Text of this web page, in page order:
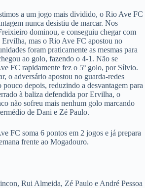
a um jogo mais dividido, o Rio Ave FC
nunca desistiu de marcar. Nos
dominou, e conseguiu chegar com
mas o Rio Ave FC apostou no
foram praticamente as mesmas para
ao golo, fazendo o 4-1. Não se
FC rapidamente fez o 5º golo, por Sílvio.
o adversário apostou no guarda-redes
pouco depois, reduzindo a desvantagem para
à baliza defendida por Ervilha, o
não sofreu mais nenhum golo marcando
de Dani e Zé Paulo.
FC soma 6 pontos em 2 jogos e já prepara
frente ao Mogadouro.
Rui Almeida, Zé Paulo e André Pessoa